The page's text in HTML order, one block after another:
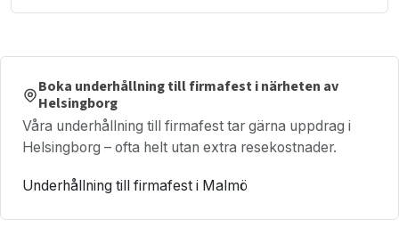
Boka underhållning till firmafest i närheten av
Helsingborg
Våra underhållning till firmafest tar gärna uppdrag i
Helsingborg – ofta helt utan extra resekostnader.
Underhållning till firmafest i Malmö